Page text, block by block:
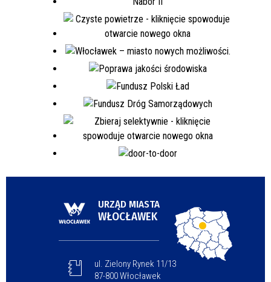
URZĄD MIASTA
WŁOCŁAWEK
ul. Zielony Rynek 11/13
87-800 Włocławek